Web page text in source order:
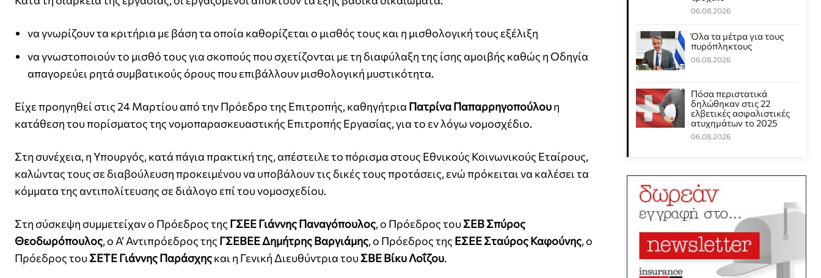
να γνωρίζουν τα κριτήρια με βάση τα οποία καθορίζεται ο μισθός τους και η μισθολογική τους εξέλιξη
να γνωστοποιούν το μισθό τους για σκοπούς που σχετίζονται με τη διαφύλαξη της ίσης αμοιβής καθώς η Οδηγία
απαγορεύει ρητά συμβατικούς όρους που επιβάλλουν μισθολογική μυστικότητα.
Είχε προηγηθεί στις 24 Μαρτίου από την Πρόεδρο της Επιτροπής, καθηγήτρια Πατρίνα Παπαρρηγοπούλουη
κατάθεση του πορίσματος της νομοπαρασκευαστικής Επιτροπής Εργασίας, για το εν λόγω νομοσχέδιο.
Στη συνέχεια, η Υπουργός, κατά πάγια πρακτική της, απέστειλε το πόρισμα στους Εθνικούς Κοινωνικούς Εταίρους,
καλώντας τους σε διαβούλευση προκειμένου να υποβάλουν τις δικές τους προτάσεις, ενώ πρόκειται να καλέσει τα
κόμματα της αντιπολίτευσης σε διάλογο επί του νομοσχεδίου.
Στη σύσκεψη συμμετείχαν ο Πρόεδρος της ΓΣΕΕ Γιάννης Παναγόπουλος, ο Πρόεδρος τουΣΕΒ Σπύρος
Θεοδωρόπουλος, ο Α’ Αντιπρόεδρος της ΓΣΕΒΕΕ Δημήτρης Βαργιάμης, ο Πρόεδρος της ΕΣΕΕ Σταύρος Καφούνης, ο
Πρόεδρος τουΣΕΤΕ Γιάννης Παράσχηςκαι η Γενική Διευθύντρια τουΣΒΕ Βίκυ Λοΐζου.
06.08.2026
Όλα τα μέτρα για τους
πυρόπληκτους
06.08.2026
Πόσα περιστατικά
δηλώθηκαν στις 22
ελβετικές ασφαλιστικές
ατυχημάτων το 2025
06.08.2026